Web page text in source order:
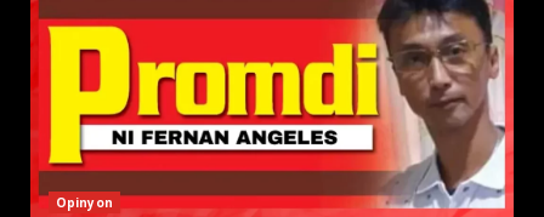
Opinyon